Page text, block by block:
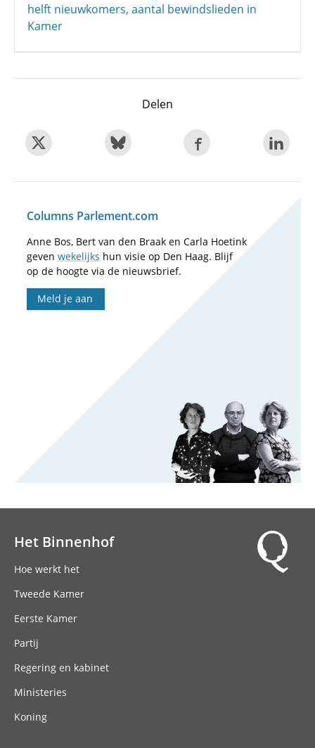
helft nieuwkomers, aantal bewindslieden in
Kamer
Delen
Columns Parlement.com
Anne Bos, Bert van den Braak en Carla Hoetink
geven wekelijks hun visie op Den Haag. Blijf
op de hoogte via de nieuwsbrief.
Meld je aan
Het Binnenhof
Hoe werkt het
Tweede Kamer
Eerste Kamer
Partij
Regering en kabinet
Ministeries
Koning